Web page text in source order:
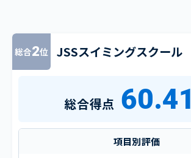
総合2位 JSSスイミングスクール
総合得点 60.41
項目別評価